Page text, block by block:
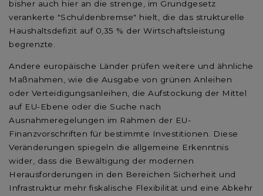
bisher auch hier an die strenge, im Grundgesetz
verankerte "Schuldenbremse" hielt, die das strukturelle
Haushaltsdefizit auf 0,35 % der Wirtschaftsleistung
begrenzte.
Andere europäische Länder prüfen weitere und ähnliche
Maßnahmen, wie die Ausgabe von grünen Anleihen
oder Verteidigungsanleihen, die Aufstockung der Mittel
auf EU-Ebene oder die Suche nach
Ausnahmeregelungen im Rahmen der EU-
Finanzvorschriften für bestimmte Investitionen. Diese
Veränderungen spiegeln die allgemeine Erkenntnis
wider, dass die Bewältigung der modernen
Herausforderungen in den Bereichen Sicherheit und
Infrastruktur mehr fiskalische Flexibilität und eine Abkehr